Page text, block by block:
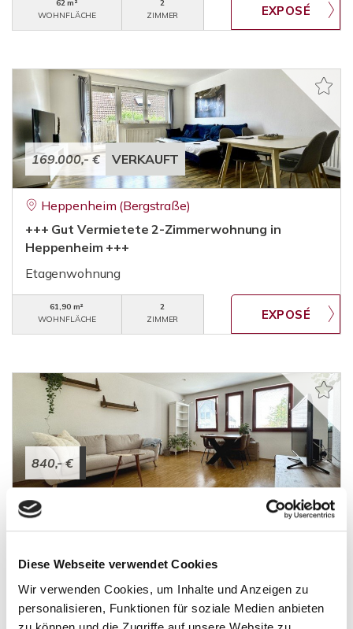
Diese Webseite verwendet Cookies
Wir verwenden Cookies, um Inhalte und Anzeigen zu
personalisieren, Funktionen für soziale Medien anbieten
62 m²
WOHNFLÄCHE
2
ZIMMER
169.000,- € VERKAUFT
Heppenheim (Bergstraße)
+++ Gut Vermietete 2-Zimmerwohnung in
Heppenheim +++
Etagenwohnung
61,90 m²
WOHNFLÄCHE
2
ZIMMER
840,- €
Heppenheim (Bergstraße)
+++ Schöne Zweizimmer Wohnung im Zentrum
65 m²
WOHNFLÄCHE
2
ZIMMER